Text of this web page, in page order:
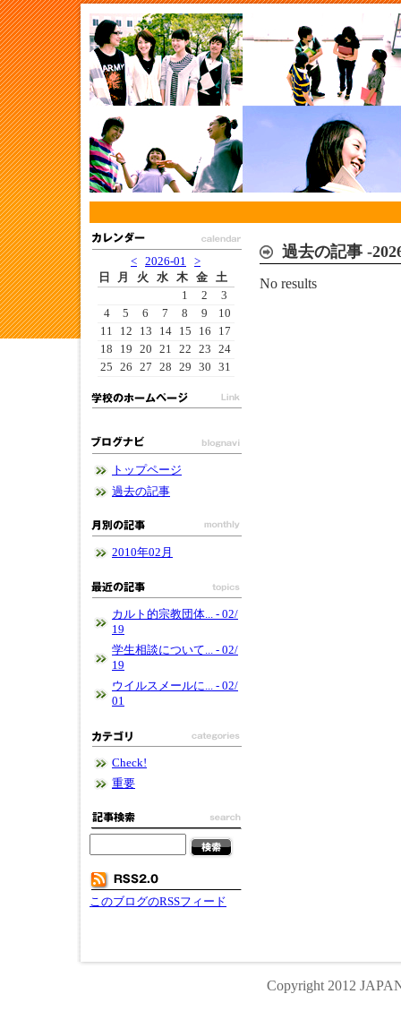
過去の記事 -
No results
< 2026-01
>
日
月 火 水 木 金
土
1
2
3
4
5 6 7 8 9
10
11
12 13 14 15 16
17
18
19 20 21 22 23
24
25
26 27 28 29 30 31
トップページ
過去の記事
2010年02月
カルト的宗教団体... - 02/
19
学生相談について... - 02/
19
ウイルスメールに... - 02/
01
Check!
重要
このブログのRSSフィード
Copyright 2012